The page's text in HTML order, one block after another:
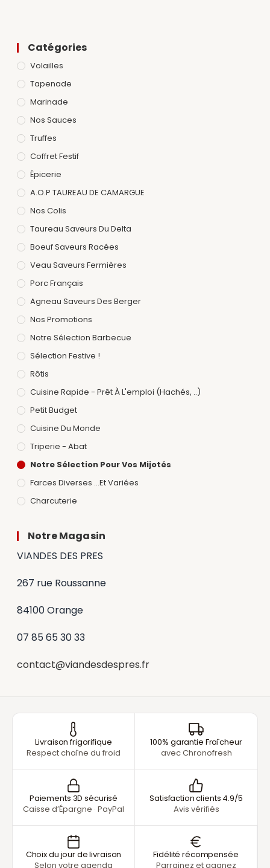
Catégories
Volailles
Tapenade
Marinade
Nos Sauces
Truffes
Coffret Festif
Épicerie
A.O.P TAUREAU DE CAMARGUE
Nos Colis
Taureau Saveurs Du Delta
Boeuf Saveurs Racées
Veau Saveurs Fermières
Porc Français
Agneau Saveurs Des Berger
Nos Promotions
Notre Sélection Barbecue
Sélection Festive !
Rôtis
Cuisine Rapide - Prêt À L'emploi (hachés, ..)
Petit Budget
Cuisine Du Monde
Triperie - Abat
Notre Sélection Pour Vos Mijotés
Farces Diverses ...et Variées
Charcuterie
Notre Magasin
VIANDES DES PRES
267 rue Roussanne
84100 Orange
07 85 65 30 33
contact@viandesdespres.fr
Livraison frigorifique
Respect chaîne du froid
100% garantie Fraîcheur
avec Chronofresh
Paiements 3D sécurisé
Caisse d’Épargne · PayPal
Satisfaction clients 4.9/5
Avis vérifiés
Choix du jour de livraison
Selon votre agenda
Fidélité récompensée
Parrainez et gagnez